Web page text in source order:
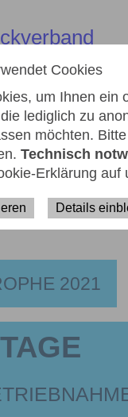
Cookies
um Ihnen ein
lediglich zu
möchten.
Technisch
Erklärung auf
Details
2021